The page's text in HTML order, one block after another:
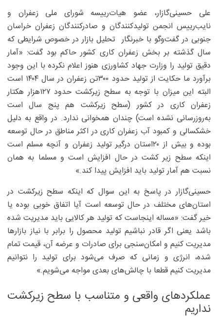
علی حسینی‌گازار، عضو هیات‌رییسه شورای ملی زعفران و
نایب‌رییس انجمن تولید‌کنندگان و صادر‌کنندگان زعفران خراسان
جنوبی در گفت‌وگو با خبرنگار تحلیل بازار در خصوص شرایطی که
سال گذشته بر بخش زعفران کاری کشور حاکم بود گفت: «آمار
دقیق تولید را وزارت جهاد کشاورزی هنوز اعلام نکرده با این وجود
برآورد ما حکایت از تولید حدود ۳۰۰تن زعفران در سال ۱۴۰۴ است
البته این میزان با توجه به سطح زیرکشت حدود ۱۲۷هزار هکتار
زعفران کاری در کشور (سطح زیرکشت هم پنج سال است
به‌روز‌رسانی نشده است) چندان همخوانی ندارد. در واقع به دلیل
خشکسالی و کمبود آب زعفران کاری در اکثر مناطق در حال توسعه
بوده و بیش از ۲۰استان درگیر تولید زعفران و آنچه مسلم است
اینکه سطح زیر کشت در حال افزایش است و مسلما به همان
نسبت هم آمار تولید باید افزایش پیدا کند.»
حسینی‌گازار در پاسخ به این سوال که اینکه سطح زیرکشت در
استان‌های مختلف در حال توسعه است آیا اتفاق خوبی بوده یا
خیر گفت: «مساله اینجاست که تولید هر کالایی باید مدیریت شده
باشد یعنی اگر قادر نباشیم تولید محصول را برابر با نیاز بازارها
مدیریت کنیم و امکان‌سنجی برای صادرات و عرضه آن، قیمت تمام
شده، انرژی و زمانی که صرف می‌شود برای تولید را نتوانیم
مدیریت کنیم قطعا با چالش‌های بعدی مواجه می‌شویم.»
عملکردهای واقعی و متناسب با سطح زیرکشت
نداریم